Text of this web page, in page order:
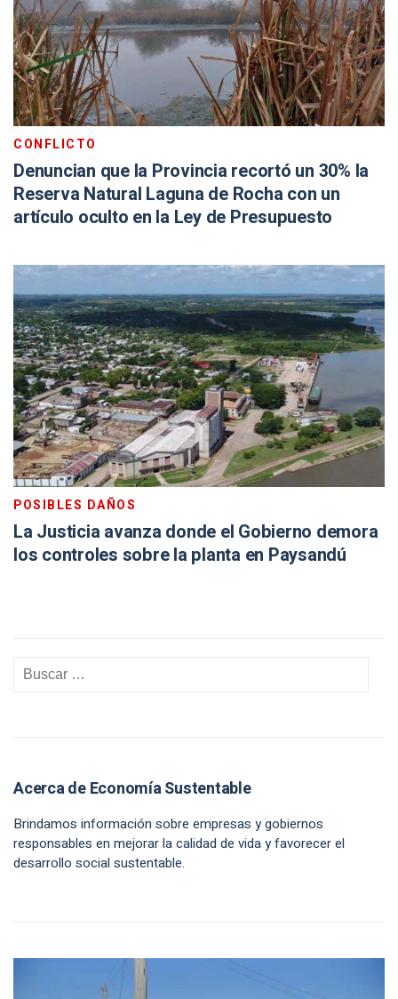
CONFLICTO
Denuncian que la Provincia recortó un 30% la
Reserva Natural Laguna de Rocha con un
artículo oculto en la Ley de Presupuesto
POSIBLES DAÑOS
La Justicia avanza donde el Gobierno demora
los controles sobre la planta en Paysandú
Acerca de Economía Sustentable
Brindamos información sobre empresas y gobiernos
responsables en mejorar la calidad de vida y favorecer el
desarrollo social sustentable.